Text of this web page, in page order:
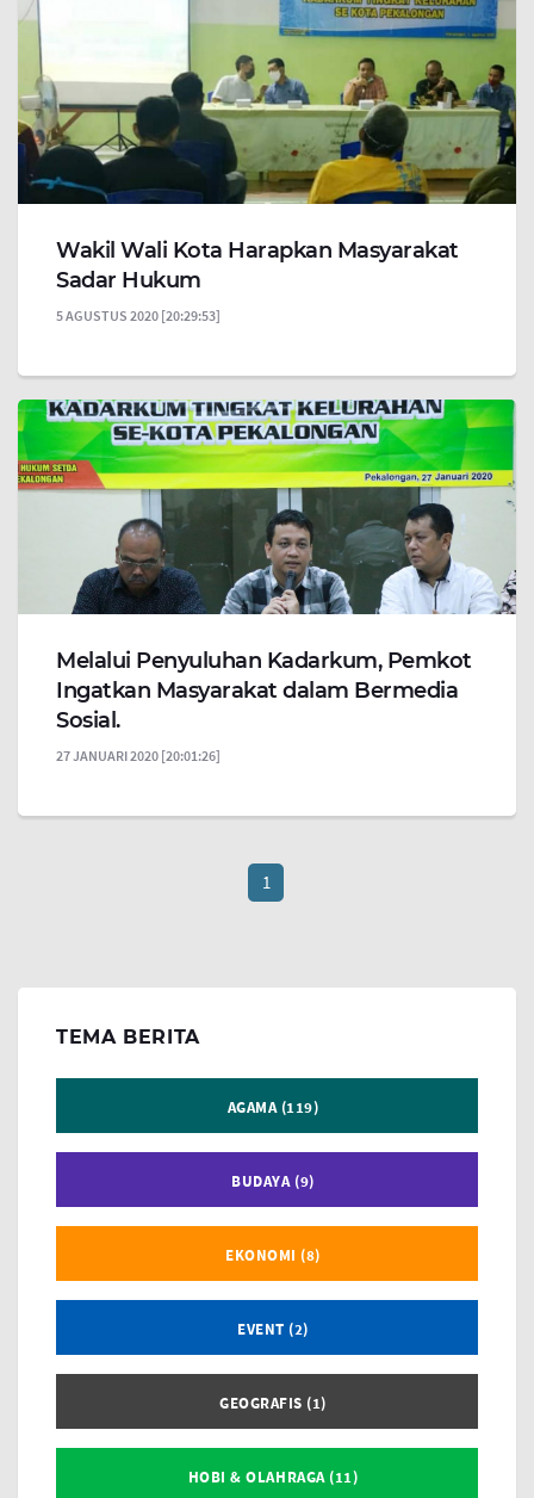
Wakil Wali Kota Harapkan Masyarakat
Sadar Hukum
5 AGUSTUS 2020 [20:29:53]
Melalui Penyuluhan Kadarkum, Pemkot
Ingatkan Masyarakat dalam Bermedia
Sosial.
27 JANUARI 2020 [20:01:26]
1
TEMA BERITA
AGAMA (119)
BUDAYA (9)
EKONOMI (8)
EVENT (2)
GEOGRAFIS (1)
HOBI & OLAHRAGA (11)